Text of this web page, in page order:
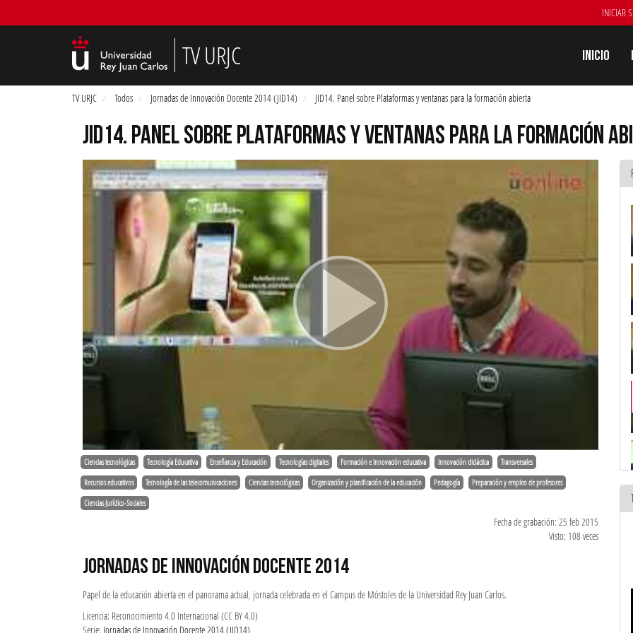
INICIAR
TV URJC Inicio
TV URJC Todos Jornadas de Innovación Docente 2014 (JID14) JID14. Panel sobre Plataformas y ventanas para la formación abierta
JID14. PANEL SOBRE PLATAFORMAS Y VENTANAS PARA LA FORMACIÓN
Ciencias tecnológicas Tecnología Educativa Enseñanza y Educación Tecnologías digitales Formación e Innovación educativa Innovación didáctica Transversales
Recursos educativos Tecnología de las telecomunicaciones Ciencias tecnológicas Organización y planificación de la educación Pedagogía Preparación y empleo de profesores
Ciencias Jurídico-Sociales
Fecha de grabación: 25 feb 2015
Visto: 108 veces
JORNADAS DE INNOVACIÓN DOCENTE 2014
Papel de la educación abierta en el panorama actual, jornada celebrada en el Campus de Móstoles de la Universidad Rey Juan Carlos.
Licencia: Reconocimiento 4.0 Internacional (CC BY 4.0)
Serie: Jornadas de Innovación Docente 2014 (JID14)